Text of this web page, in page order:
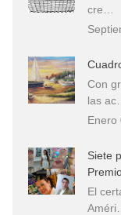
cre…
Con
las ac…
Enero
Siete
El
Améri…